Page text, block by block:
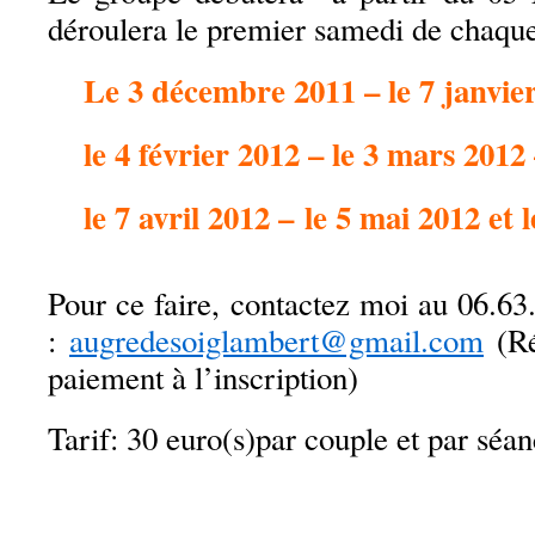
déroulera le premier samedi de
Le 3 décembre 2011 – le 7
le 4 février 2012 – le 3 mars 2012
le 7 avril 2012 – le 5 mai 2012 et
Pour ce faire, contactez moi au
: augredesoiglambert@gmail.com
paiement à l’inscription)
Tarif: 30 euro(s)par couple et par